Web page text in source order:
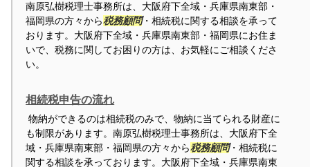
南原弘樹税理士事務所は、大阪府下全域・兵庫県南東部・
福岡県の方々から税務顧問・相続税に関する相談を承って
おります。大阪府下全域・兵庫県南東部・福岡県にお住ま
いで、税務に関してお困りの方は、お気軽にご相談くださ
い。
相続税申告の流れ
物納ができるのは相続税のみで、物納に当てられる財産に
も制限があります。南原弘樹税理士事務所は、大阪府下全
域・兵庫県南東部・福岡県の方々から税務顧問・相続税に
関する相談を承っております。大阪府下全域・兵庫県南東